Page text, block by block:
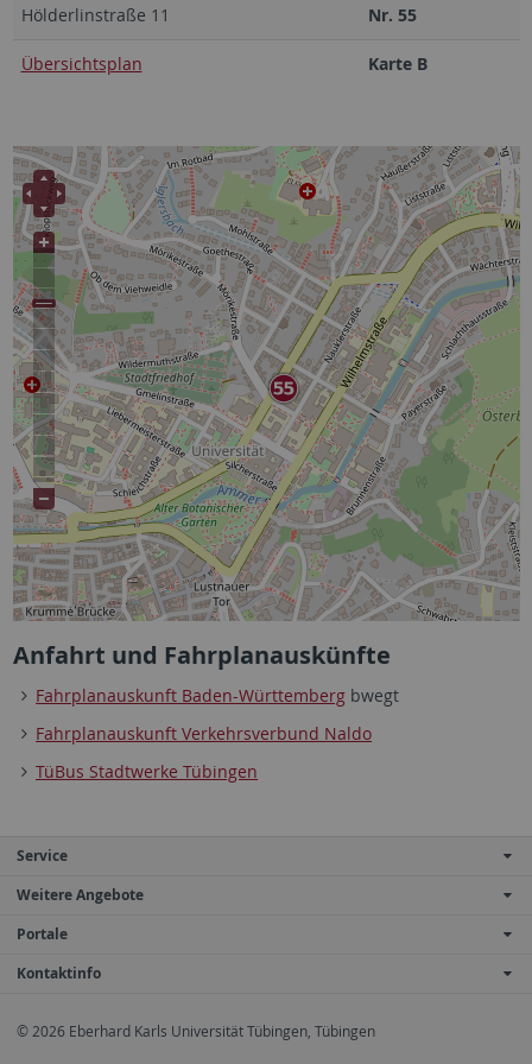
Hölderlinstraße 11 Nr. 55
Übersichtsplan Karte B
Anfahrt und Fahrplanauskünfte
Fahrplanauskunft Baden-Württemberg bwegt
Fahrplanauskunft Verkehrsverbund Naldo
TüBus Stadtwerke Tübingen
Service
Weitere Angebote
Portale
Kontaktinfo
© 2026 Eberhard Karls Universität Tübingen, Tübingen